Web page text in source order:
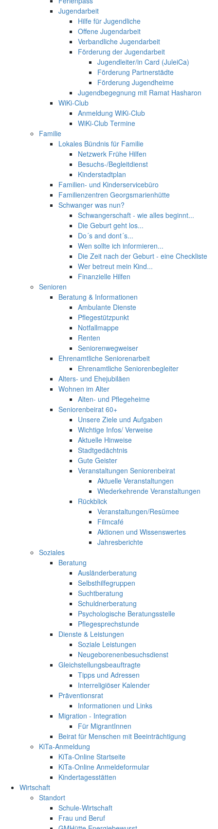
Jugendarbeit
Hilfe für Jugendliche
Offene Jugendarbeit
Verbandliche Jugendarbeit
Förderung der Jugendarbeit
Jugendleiter/in Card (JuleiCa)
Förderung Partnerstädte
Förderung Jugendheime
Jugendbegegnung mit Ramat Hasharon
WiKi-Club
Anmeldung WiKi-Club
WiKi-Club Termine
Familie
Lokales Bündnis für Familie
Netzwerk Frühe Hilfen
Besuchs-/Begleitdienst
Kinderstadtplan
Familien- und Kinderservicebüro
Familienzentren Georgsmarienhütte
Schwanger was nun?
Schwangerschaft - wie alles beginnt...
Die Geburt geht los...
Do´s and dont´s...
Wen sollte ich informieren...
Die Zeit nach der Geburt - eine Checkliste
Wer betreut mein Kind...
Finanzielle Hilfen
Senioren
Beratung & Informationen
Ambulante Dienste
Pflegestützpunkt
Notfallmappe
Renten
Seniorenwegweiser
Ehrenamtliche Seniorenarbeit
Ehrenamtliche Seniorenbegleiter
Alters- und Ehejubiläen
Wohnen im Alter
Alten- und Pflegeheime
Seniorenbeirat 60+
Unsere Ziele und Aufgaben
Wichtige Infos/ Verweise
Aktuelle Hinweise
Stadtgedächtnis
Gute Geister
Veranstaltungen Seniorenbeirat
Aktuelle Veranstaltungen
Wiederkehrende Veranstaltungen
Rückblick
Veranstaltungen/Resümee
Filmcafé
Aktionen und Wissenswertes
Jahresberichte
Soziales
Beratung
Ausländerberatung
Selbsthilfegruppen
Suchtberatung
Schuldnerberatung
Psychologische Beratungsstelle
Pflegesprechstunde
Dienste & Leistungen
Soziale Leistungen
Neugeborenenbesuchsdienst
Gleichstellungsbeauftragte
Tipps und Adressen
Interreligiöser Kalender
Präventionsrat
Informationen und Links
Migration - Integration
Für MigrantInnen
Beirat für Menschen mit Beeinträchtigung
KiTa-Anmeldung
KiTa-Online Startseite
KiTa-Online Anmeldeformular
Kindertagesstätten
Wirtschaft
Standort
Schule-Wirtschaft
Frau und Beruf